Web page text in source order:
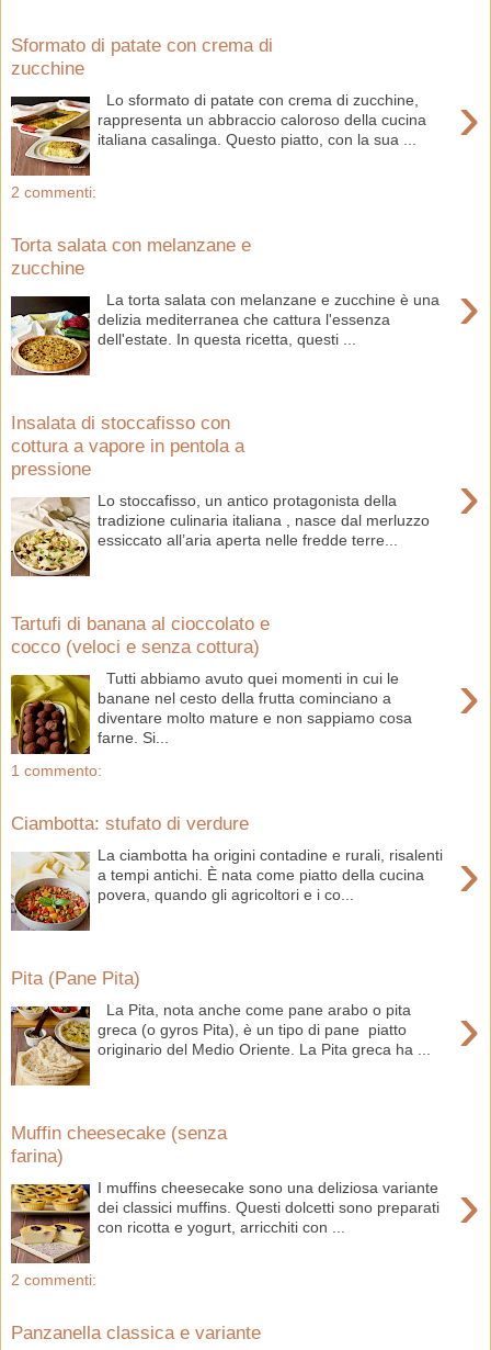
Sformato di patate con crema di
zucchine
›
Lo sformato di patate con crema di zucchine,
rappresenta un abbraccio caloroso della cucina
italiana casalinga. Questo piatto, con la sua ...
2 commenti:
Torta salata con melanzane e
zucchine
›
La torta salata con melanzane e zucchine è una
delizia mediterranea che cattura l'essenza
dell'estate. In questa ricetta, questi ...
Insalata di stoccafisso con
cottura a vapore in pentola a
pressione
›
Lo stoccafisso, un antico protagonista della
tradizione culinaria italiana , nasce dal merluzzo
essiccato all’aria aperta nelle fredde terre...
Tartufi di banana al cioccolato e
cocco (veloci e senza cottura)
›
Tutti abbiamo avuto quei momenti in cui le
banane nel cesto della frutta cominciano a
diventare molto mature e non sappiamo cosa
farne. Si...
1 commento:
Ciambotta: stufato di verdure
›
La ciambotta ha origini contadine e rurali, risalenti
a tempi antichi. È nata come piatto della cucina
povera, quando gli agricoltori e i co...
Pita (Pane Pita)
›
La Pita, nota anche come pane arabo o pita
greca (o gyros Pita), è un tipo di pane piatto
originario del Medio Oriente. La Pita greca ha ...
Muffin cheesecake (senza
farina)
›
I muffins cheesecake sono una deliziosa variante
dei classici muffins. Questi dolcetti sono preparati
con ricotta e yogurt, arricchiti con ...
2 commenti:
Panzanella classica e variante